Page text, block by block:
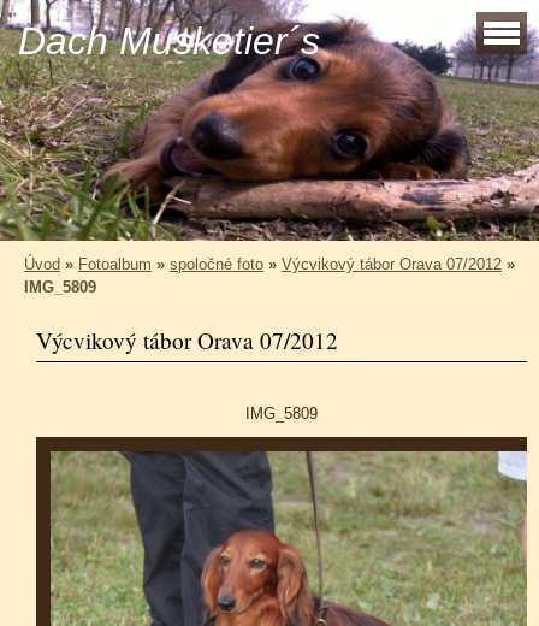
Dach Musketier´s
Úvod » Fotoalbum » spoločné foto » Výcvikový tábor Orava 07/2012 »
IMG_5809
Výcvikový tábor Orava 07/2012
IMG_5809